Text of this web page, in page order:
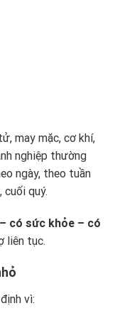
may mặc, cơ khí,
nghiệp thường
ngày, theo tuần
quý.
có sức khỏe – có
liên tục.
vì: